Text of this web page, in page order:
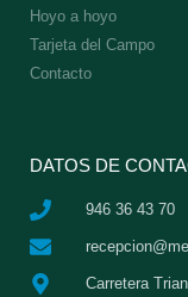
Hoyo a hoyo
Tarjeta del Campo
Contacto
DATOS DE
946 36 43 70
Carretera